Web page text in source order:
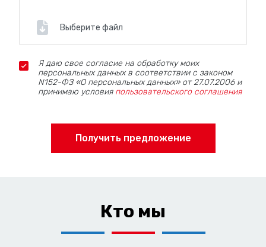
Выберите файл
Я даю свое согласие на обработку моих
персональных данных в соответствии с законом
N152-ФЗ «О персональных данных» от 27.07.2006 и
принимаю условия пользовательского соглашения
Получить предложение
Кто мы